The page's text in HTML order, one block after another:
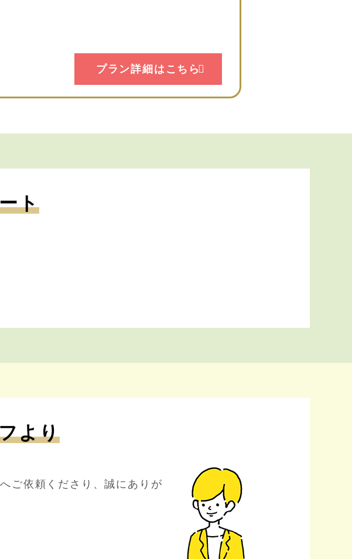
プラン詳細はこちら
ト
より
ご依頼くださり、誠にありが